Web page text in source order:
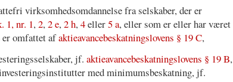
virksomhedsomdannelse fra selskaber, der er
1, nr. 1,2,2 e,2 h,4eller5 a, eller som er eller har været
er omfattet afaktieavancebeskatningslovens § 19 C,
jf. aktieavancebeskatningslovens § 19 B,
med minimumsbeskatning, jf.